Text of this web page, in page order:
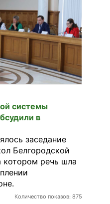
системы
в
заседание
Белгородской
котором речь шла
Количество показов: 875